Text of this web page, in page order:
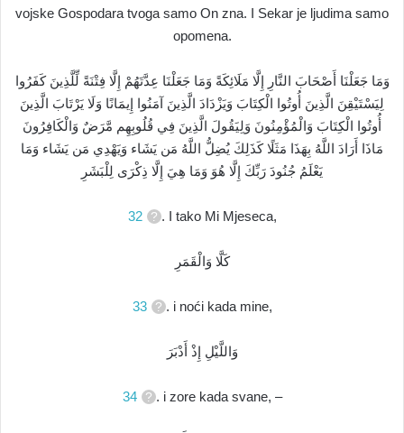
vojske Gospodara tvoga samo On zna. I Sekar je ljudima samo
opomena.
وَمَا جَعَلْنَا أَصْحَابَ النَّارِ إِلَّا مَلَائِكَةً وَمَا جَعَلْنَا عِدَّتَهُمْ إِلَّا فِتْنَةً لِّلَّذِينَ كَفَرُوا
لِيَسْتَيْقِنَ الَّذِينَ أُوتُوا الْكِتَابَ وَيَزْدَادَ الَّذِينَ آمَنُوا إِيمَانًا وَلَا يَرْتَابَ الَّذِينَ
أُوتُوا الْكِتَابَ وَالْمُؤْمِنُونَ وَلِيَقُولَ الَّذِينَ فِي قُلُوبِهِم مَّرَضٌ وَالْكَافِرُونَ
مَاذَا أَرَادَ اللَّهُ بِهَذَا مَثَلًا كَذَلِكَ يُضِلُّ اللَّهُ مَن يَشَاء وَيَهْدِي مَن يَشَاء وَمَا
يَعْلَمُ جُنُودَ رَبِّكَ إِلَّا هُوَ وَمَا هِيَ إِلَّا ذِكْرَى لِلْبَشَرِ
32 . I tako Mi Mjeseca,
كَلَّا وَالْقَمَرِ
33 . i noći kada mine,
وَاللَّيْلِ إِذْ أَدْبَرَ
34 . i zore kada svane, –